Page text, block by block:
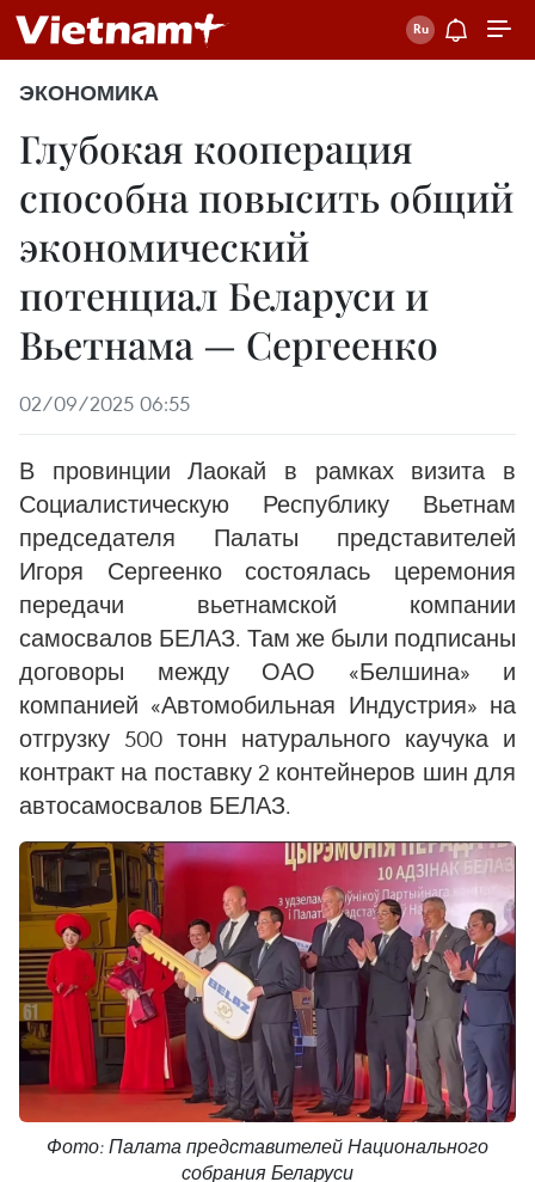
ЭКОНОМИКА
Глубокая кооперация
способна повысить общий
экономический
потенциал Беларуси и
Вьетнама — Сергеенко
02/09/2025 06:55
В провинции Лаокай в рамках визита в
Социалистическую Республику Вьетнам
председателя Палаты представителей
Игоря Сергеенко состоялась церемония
передачи вьетнамской компании
самосвалов БЕЛАЗ. Там же были подписаны
договоры между ОАО «Белшина» и
компанией «Автомобильная Индустрия» на
отгрузку 500 тонн натурального каучука и
контракт на поставку 2 контейнеров шин для
автосамосвалов БЕЛАЗ.
Фото: Палата представителей Национального
собрания Беларуси